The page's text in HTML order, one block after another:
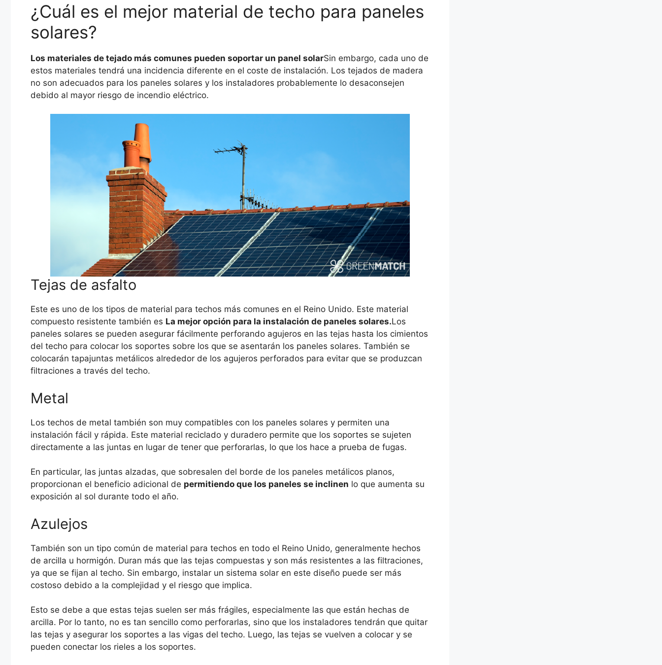
¿Cuál es el mejor material de techo para paneles
solares?
Los materiales de tejado más comunes pueden soportar un panel solarSin embargo, cada uno de
estos materiales tendrá una incidencia diferente en el coste de instalación. Los tejados de madera
no son adecuados para los paneles solares y los instaladores probablemente lo desaconsejen
debido al mayor riesgo de incendio eléctrico.
Tejas de asfalto
Este es uno de los tipos de material para techos más comunes en el Reino Unido. Este material
compuesto resistente también es La mejor opción para la instalación de paneles solares.Los
paneles solares se pueden asegurar fácilmente perforando agujeros en las tejas hasta los cimientos
del techo para colocar los soportes sobre los que se asentarán los paneles solares. También se
colocarán tapajuntas metálicos alrededor de los agujeros perforados para evitar que se produzcan
filtraciones a través del techo.
Metal
Los techos de metal también son muy compatibles con los paneles solares y permiten una
instalación fácil y rápida. Este material reciclado y duradero permite que los soportes se sujeten
directamente a las juntas en lugar de tener que perforarlas, lo que los hace a prueba de fugas.
En particular, las juntas alzadas, que sobresalen del borde de los paneles metálicos planos,
proporcionan el beneficio adicional de permitiendo que los paneles se inclinen lo que aumenta su
exposición al sol durante todo el año.
Azulejos
También son un tipo común de material para techos en todo el Reino Unido, generalmente hechos
de arcilla u hormigón. Duran más que las tejas compuestas y son más resistentes a las filtraciones,
ya que se fijan al techo. Sin embargo, instalar un sistema solar en este diseño puede ser más
costoso debido a la complejidad y el riesgo que implica.
Esto se debe a que estas tejas suelen ser más frágiles, especialmente las que están hechas de
arcilla. Por lo tanto, no es tan sencillo como perforarlas, sino que los instaladores tendrán que quitar
las tejas y asegurar los soportes a las vigas del techo. Luego, las tejas se vuelven a colocar y se
pueden conectar los rieles a los soportes.